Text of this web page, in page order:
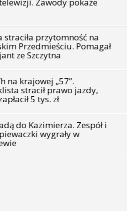
straciła przytomność na
Przedmieściu. Pomagał
ze Szczytna
na krajowej „57”.
stracił prawo jazdy,
5 tys. zł
do Kazimierza. Zespół i
wygrały w